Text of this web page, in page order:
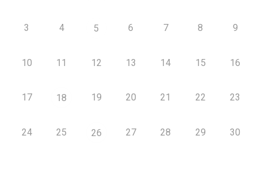
3 4 5 6 7 8 9
10 11 12 13 14 15 16
17 18 19 20 21 22 23
24 25 26 27 28 29 30